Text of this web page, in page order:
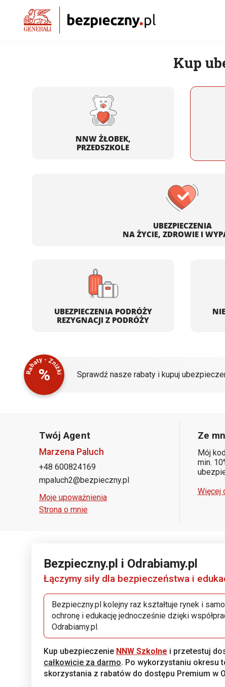
Kup
NNW ŻŁOBEK,
PRZEDSZKOLE
UBEZPIECZENIA
NA ŻYCIE, ZDROWIE I
UBEZPIECZENIA PODRÓŻY
REZYGNACJI Z PODRÓŻY
%
Rabaty - Zniżki Sprawdź nasze rabaty i kupuj
Twój Agent
Marzena Paluch
+48 600824169
mpaluch2@bezpieczny.pl
Moje upoważnienia
Strona o mnie
Ze
Mój
min.
Więcej
Bezpieczny.pl i Odrabiamy.pl
Łączymy siły dla bezpieczeństwa i
Bezpieczny.pl kolejny raz kształtuje rynek i
ochronę i edukację jednocześnie dzięki
Odrabiamy.pl.
Kup ubezpieczenie NNW Szkolne i przetestuj
całkowicie za darmo. Po wykorzystaniu okresu
skorzystania z rabatów do dostępu Premium w